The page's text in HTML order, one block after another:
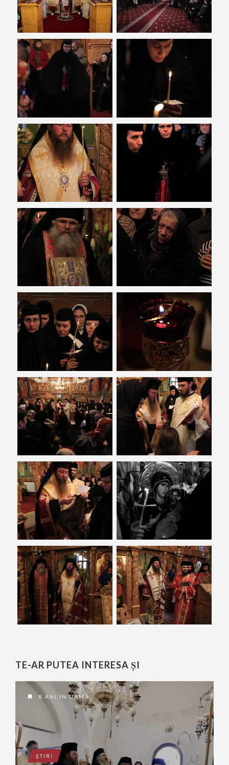
TE-AR PUTEA INTERESA ȘI
8 ANI ÎN URMĂ
ŞTIRI